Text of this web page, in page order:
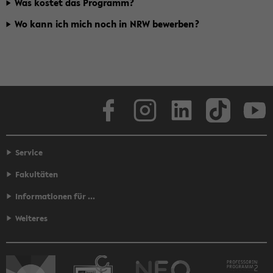
Wo kann ich mich noch in NRW be­wer­ben?
Face­book
Service
Fakultäten
Informationen für ...
Weiteres